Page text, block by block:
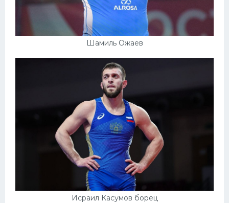
Шамиль Ожаев
Исраил Касумов борец